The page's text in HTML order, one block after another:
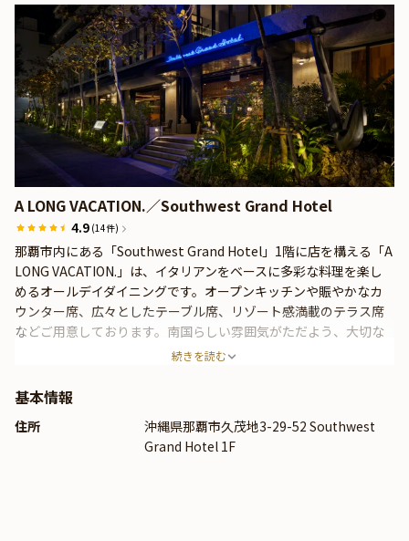
A LONG VACATION.／Southwest Grand Hotel
4.9 (14件)
那覇市内にある「Southwest Grand Hotel」1階に店を構える「A
LONG VACATION.」は、イタリアンをベースに多彩な料理を楽し
めるオールデイダイニングです。オープンキッチンや賑やかなカ
ウンター席、広々としたテーブル席、リゾート感満載のテラス席
などご用意しております。南国らしい雰囲気がただよう、大切な
アニバーサリーにふさわしい特別な空間が広がっています。
メイン料理やパスタはクラシカルなイタリアンテイストが特徴で
いものを仕入れご提供いたします。沖縄のフルーツをふんだんに
使ったオリジナルカクテルもおすすめです。
続きを読む
基本情報
住所
沖縄県那覇市久茂地3-29-52 Southwest
Grand Hotel 1F